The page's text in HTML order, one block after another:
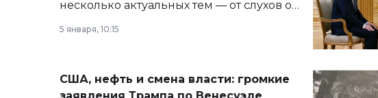
несколько актуальных тем — от слухов о
армии, экономики и личного здоровья.
5 января, 10:15
США, нефть и смена власти: громкие